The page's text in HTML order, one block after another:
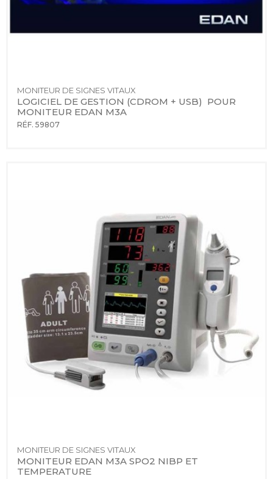
MONITEUR DE SIGNES VITAUX
LOGICIEL DE GESTION (CDROM + USB)  POUR
MONITEUR EDAN M3A
RÉF. 59807
MONITEUR DE SIGNES VITAUX
MONITEUR EDAN M3A SPO2 NIBP ET
TEMPERATURE